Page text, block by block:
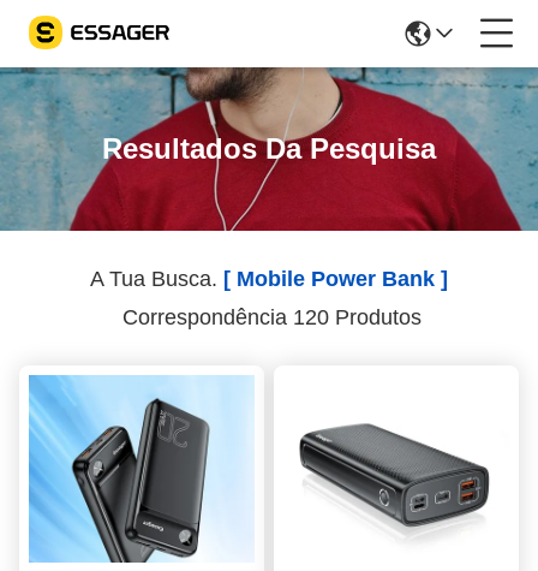
Resultados Da Pesquisa
A Tua Busca. [ Mobile Power Bank ]
Correspondência 120 Produtos